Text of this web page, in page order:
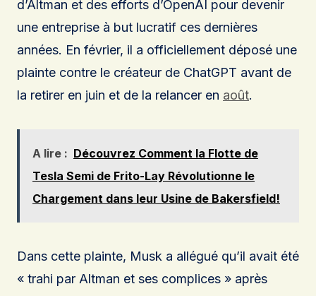
d’Altman et des efforts d’OpenAI pour devenir
une entreprise à but lucratif ces dernières
années. En février, il a officiellement déposé une
plainte contre le créateur de ChatGPT avant de
la retirer en juin et de la relancer en août.
A lire : Découvrez Comment la Flotte de
Tesla Semi de Frito-Lay Révolutionne le
Chargement dans leur Usine de Bakersfield!
Dans cette plainte, Musk a allégué qu’il avait été
« trahi par Altman et ses complices » après